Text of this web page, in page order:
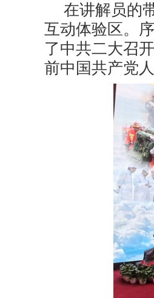
在讲解员的
互动体验区。
了中共二大召
前中国共产党